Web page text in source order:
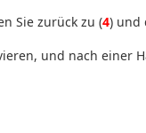
Sie zurück zu (4) und
und nach einer